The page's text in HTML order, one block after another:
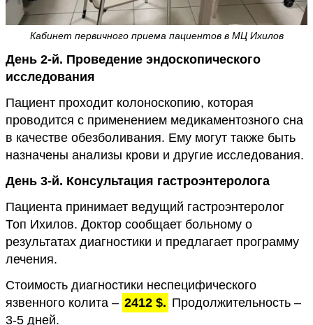
Кабинет первичного приема пациентов в МЦ Ихилов
День 2-й. Проведение эндоскопического
исследования
Пациент проходит колоноскопию, которая
проводится с применением медикаментозного сна
в качестве обезболивания. Ему могут также быть
назначены анализы крови и другие исследования.
День 3-й. Консультация гастроэнтеролога
Пациента принимает ведущий гастроэнтеролог
Топ Ихилов. Доктор сообщает больному о
результатах диагностики и предлагает программу
лечения.
Стоимость диагностики неспецифического
язвенного колита – 2412 $. Продолжительность –
3-5 дней.